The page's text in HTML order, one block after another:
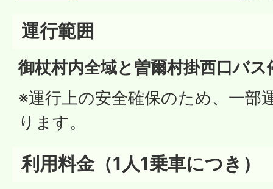
運行範囲
御杖村内全域と曽爾村掛西口バス
※運行上の安全確保のため、一部
ります。
利用料金（1人1乗車につき）